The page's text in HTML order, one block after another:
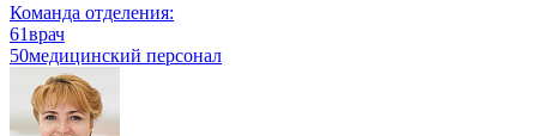
Команда отделения:
61врач
50медицинский персонал